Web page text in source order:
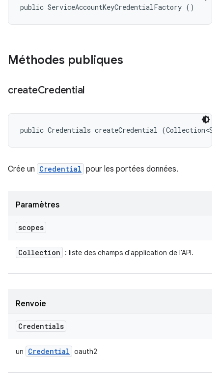
public ServiceAccountKeyCredentialFactory ()
Méthodes publiques
createCredential
public Credentials createCredential
Crée un Credential pour les portées données.
Paramètres
scopes
Collection : liste des champs d'application de l'API.
Renvoie
Credentials
un Credential oauth2